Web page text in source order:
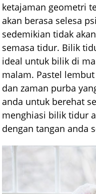
ketajaman geometri
akan berasa selesa
sedemikian tidak
semasa tidur. Bilik
ideal untuk bilik di
malam. Pastel
dan zaman purba
anda untuk berehat
menghiasi bilik tidur
dengan tangan anda